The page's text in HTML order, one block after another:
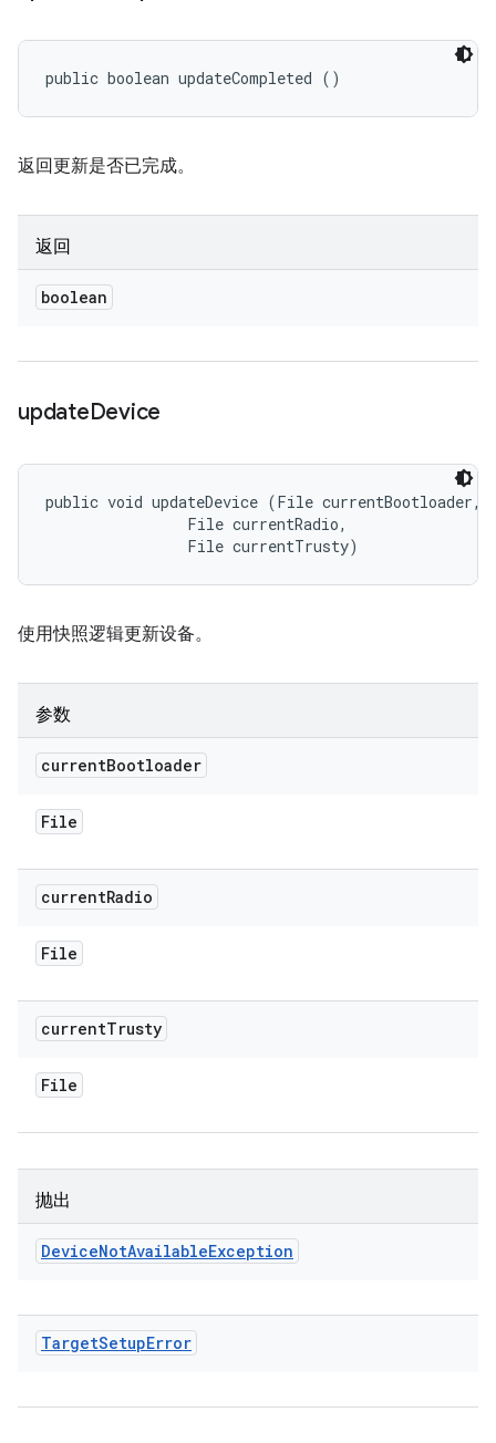
public boolean updateCompleted ()
返回更新是否已完成。
返回
boolean
updateDevice
public void updateDevice (File currentBootloader,
                File currentRadio,
                File currentTrusty)
使用快照逻辑更新设备。
参数
currentBootloader
File
currentRadio
File
currentTrusty
File
抛出
DeviceNotAvailableException
TargetSetupError